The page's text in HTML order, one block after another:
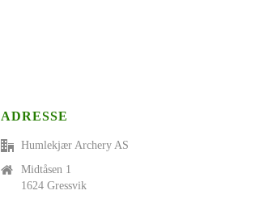
ADRESSE
Humlekjær Archery AS
Midtåsen 1
1624 Gressvik